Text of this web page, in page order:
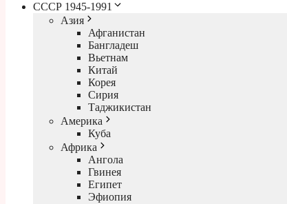
СССР 1945-1991
Азия
Афганистан
Бангладеш
Вьетнам
Китай
Корея
Сирия
Таджикистан
Америка
Куба
Африка
Ангола
Гвинея
Египет
Эфиопия